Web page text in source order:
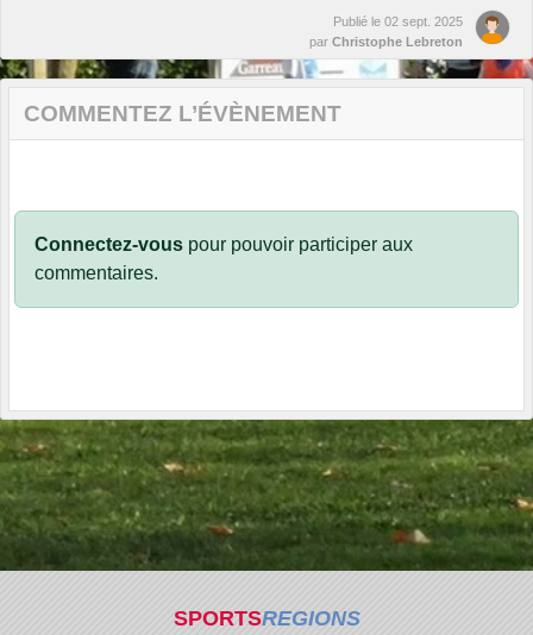
Publié le 02 sept. 2025
par Christophe Lebreton
COMMENTEZ L’ÉVÈNEMENT
Connectez-vous pour pouvoir participer aux
commentaires.
SPORTSREGIONS